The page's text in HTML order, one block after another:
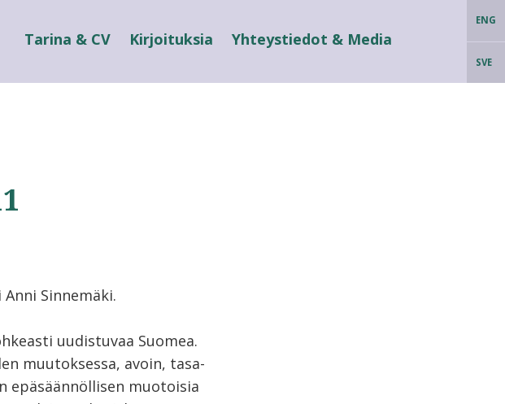
ENG
SVE
Tarina & CV Kirjoituksia Yhteystiedot & Media
Sinnemäki.
uudistuvaa Suomea.
muutoksessa, avoin, tasa-
epäsäännöllisen muotoisia